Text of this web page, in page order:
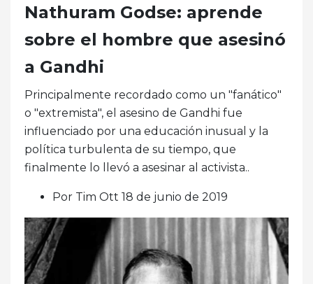
Nathuram Godse: aprende
sobre el hombre que asesinó
a Gandhi
Principalmente recordado como un "fanático"
o "extremista", el asesino de Gandhi fue
influenciado por una educación inusual y la
política turbulenta de su tiempo, que
finalmente lo llevó a asesinar al activista..
Por Tim Ott 18 de junio de 2019